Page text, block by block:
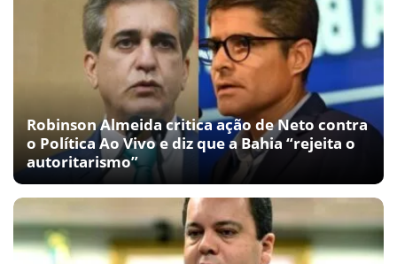
Robinson Almeida critica ação de Neto contra
o Política Ao Vivo e diz que a Bahia “rejeita o
autoritarismo”